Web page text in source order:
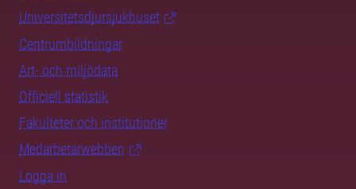
Universitetsdjursjukhuset
Centrumbildningar
Art- och miljödata
Officiell statistik
Fakulteter och institutioner
Medarbetarwebben
Logga in